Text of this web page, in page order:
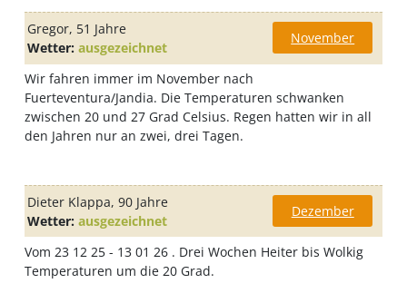
Gregor, 51 Jahre
November
Wetter: ausgezeichnet
Wir fahren immer im November nach
Fuerteventura/Jandia. Die Temperaturen schwanken
zwischen 20 und 27 Grad Celsius. Regen hatten wir in all
den Jahren nur an zwei, drei Tagen.
Dieter Klappa, 90 Jahre
Dezember
Wetter: ausgezeichnet
Vom 23 12 25 - 13 01 26 . Drei Wochen Heiter bis Wolkig
Temperaturen um die 20 Grad.